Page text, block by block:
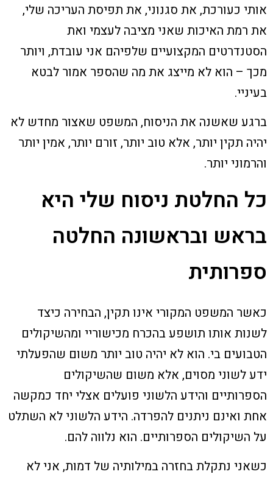
אותי כעורכת, את סגנוני, את תפיסת העריכה שלי,
את רמת האיכות שאני מציבה לעצמי ואת
הסטנדרטים המקצועיים שלפיהם אני עובדת, ויותר
מכך – הוא לא מייצג את מה שהספר אמור לבטא
בעיניי.
ברגע שאשנה את הניסוח, המשפט שאצור מחדש לא
יהיה תקין יותר, אלא טוב יותר, זורם יותר, אמין יותר
והרמוני יותר.
כל החלטת ניסוח שלי היא
בראש ובראשונה החלטה
ספרותית
כאשר המשפט המקורי אינו תקין, הבחירה כיצד
לשנות אותו תושפע בהכרח מכישוריי ומהשיקולים
הטבועים בי. הוא לא יהיה טוב יותר משום שהפעלתי
ידע לשוני מסוים, אלא משום שהשיקולים
הספרותיים והידע הלשוני פועלים אצלי יחד כמקשה
אחת ואינם ניתנים להפרדה. הידע הלשוני לא השתלט
על השיקולים הספרותיים. הוא נלווה להם.
כשאני נתקלת בחזרה במילותיה של דמות, אני לא